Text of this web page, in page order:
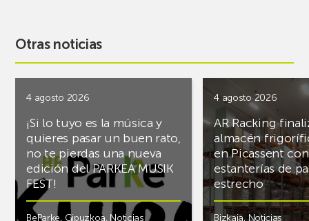
Otras noticias
4 agosto 2026
¡Si lo tuyo es la música y
quieres pasar un buen rato,
no te pierdas una nueva
edición del PARKEA MUSIK
FEST!
BeParke, Gipuzkoa, Noticias
4 agosto 2026
AR Racking
almacén
en Picassent con
estanterías de
estrecho
Bizkaia,Noticias